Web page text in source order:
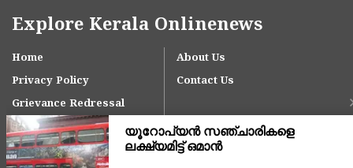
Explore Kerala Onlinenews
Home
About Us
Privacy Policy
Contact Us
Grievance Redressal